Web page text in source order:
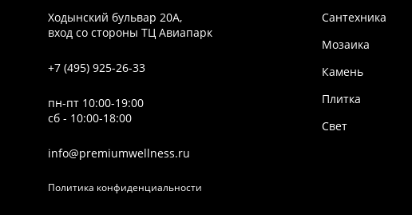
Ходынский бульвар 20А,
вход со стороны ТЦ Авиапарк
+7 (495) 925-26-33
пн-пт 10:00-19:00
сб - 10:00-18:00
info@premiumwellness.ru
Политика конфиденциальности
Сантехника
Мозаика
Камень
Плитка
Свет